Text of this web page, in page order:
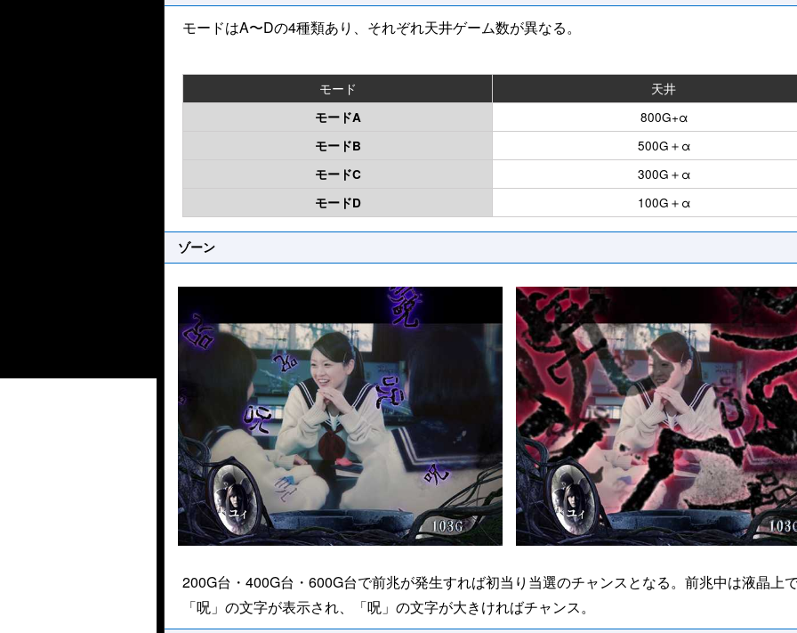
モードはA〜Dの4種類あり、それぞれ天井ゲーム数が異なる。
モード 天井
モードA 800G+α
モードB 500G＋α
モードC 300G＋α
モードD 100G＋α
ゾーン
200G台・400G台・600G台で前兆が発生すれば初当り当選のチャンスとなる。前兆中は液晶上
「呪」の文字が表示され、「呪」の文字が大きければチャンス。